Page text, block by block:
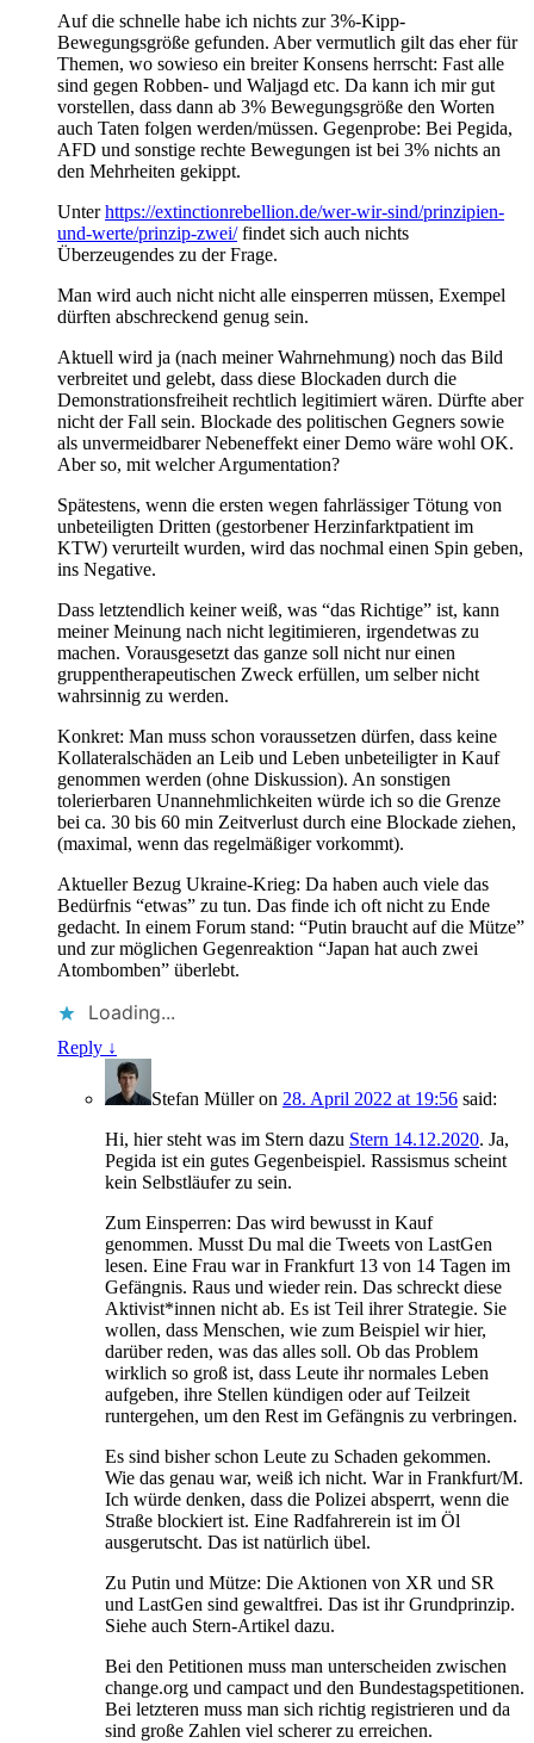
Auf die schnelle habe ich nichts zur 3%-Kipp-
Bewegungsgröße gefunden. Aber vermutlich gilt das eher für
Themen, wo sowieso ein breiter Konsens herrscht: Fast alle
sind gegen Robben- und Waljagd etc. Da kann ich mir gut
vorstellen, dass dann ab 3% Bewegungsgröße den Worten
auch Taten folgen werden/müssen. Gegenprobe: Bei Pegida,
AFD und sonstige rechte Bewegungen ist bei 3% nichts an
den Mehrheiten gekippt.
Unterhttps://extinctionrebellion.de/wer-wir-sind/prinzipien-
und-werte/prinzip-zwei/findet sich auch nichts
Überzeugendes zu der Frage.
Man wird auch nicht nicht alle einsperren müssen, Exempel
dürften abschreckend genug sein.
Aktuell wird ja (nach meiner Wahrnehmung) noch das Bild
verbreitet und gelebt, dass diese Blockaden durch die
Demonstrationsfreiheit rechtlich legitimiert wären. Dürfte aber
nicht der Fall sein. Blockade des politischen Gegners sowie
als unvermeidbarer Nebeneffekt einer Demo wäre wohl OK.
Aber so, mit welcher Argumentation?
Spätestens, wenn die ersten wegen fahrlässiger Tötung von
unbeteiligten Dritten (gestorbener Herzinfarktpatient im
KTW) verurteilt wurden, wird das nochmal einen Spin geben,
ins Negative.
Dass letztendlich keiner weiß, was “das Richtige” ist, kann
meiner Meinung nach nicht legitimieren, irgendetwas zu
machen. Vorausgesetzt das ganze soll nicht nur einen
gruppentherapeutischen Zweck erfüllen, um selber nicht
wahrsinnig zu werden.
Konkret: Man muss schon voraussetzen dürfen, dass keine
Kollateralschäden an Leib und Leben unbeteiligter in Kauf
genommen werden (ohne Diskussion). An sonstigen
tolerierbaren Unannehmlichkeiten würde ich so die Grenze
bei ca. 30 bis 60 min Zeitverlust durch eine Blockade ziehen,
(maximal, wenn das regelmäßiger vorkommt).
Aktueller Bezug Ukraine-Krieg: Da haben auch viele das
Bedürfnis “etwas” zu tun. Das finde ich oft nicht zu Ende
gedacht. In einem Forum stand: “Putin braucht auf die Mütze”
und zur möglichen Gegenreaktion “Japan hat auch zwei
Atombomben” überlebt.
Loading...
Reply ↓
Stefan Mülleron 28. April 2022 at 19:56 said:
Hi, hier steht was im Stern dazu Stern 14.12.2020. Ja,
Pegida ist ein gutes Gegenbeispiel. Rassismus scheint
kein Selbstläufer zu sein.
Zum Einsperren: Das wird bewusst in Kauf
genommen. Musst Du mal die Tweets von LastGen
lesen. Eine Frau war in Frankfurt 13 von 14 Tagen im
Gefängnis. Raus und wieder rein. Das schreckt diese
Aktivist*innen nicht ab. Es ist Teil ihrer Strategie. Sie
wollen, dass Menschen, wie zum Beispiel wir hier,
darüber reden, was das alles soll. Ob das Problem
wirklich so groß ist, dass Leute ihr normales Leben
aufgeben, ihre Stellen kündigen oder auf Teilzeit
runtergehen, um den Rest im Gefängnis zu verbringen.
Es sind bisher schon Leute zu Schaden gekommen.
Wie das genau war, weiß ich nicht. War in Frankfurt/M.
Ich würde denken, dass die Polizei absperrt, wenn die
Straße blockiert ist. Eine Radfahrerein ist im Öl
ausgerutscht. Das ist natürlich übel.
Zu Putin und Mütze: Die Aktionen von XR und SR
und LastGen sind gewaltfrei. Das ist ihr Grundprinzip.
Siehe auch Stern-Artikel dazu.
Bei den Petitionen muss man unterscheiden zwischen
change.org und campact und den Bundestagspetitionen.
Bei letzteren muss man sich richtig registrieren und da
sind große Zahlen viel scherer zu erreichen.